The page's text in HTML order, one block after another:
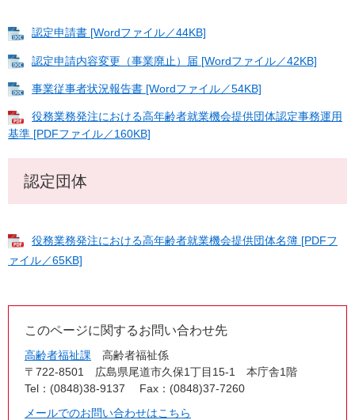
認定申請書 [Wordファイル／44KB]
認定申請内容変更（事業廃止）届 [Wordファイル／42KB]
事業従事者状況報告書 [Wordファイル／54KB]
役務業務発注における高年齢者就業機会提供団体認定事務運用
基準 [PDFファイル／160KB]
認定団体
役務業務発注における高年齢者就業機会提供団体名簿 [PDFフ
ァイル／65KB]
このページに関するお問い合わせ先
高齢者福祉課
高齢者福祉係
〒722-8501
広島県尾道市久保1丁目15-1 本庁舎1階
Tel：(0848)38-9137
Fax：(0848)37-7260
メールでのお問い合わせはこちら